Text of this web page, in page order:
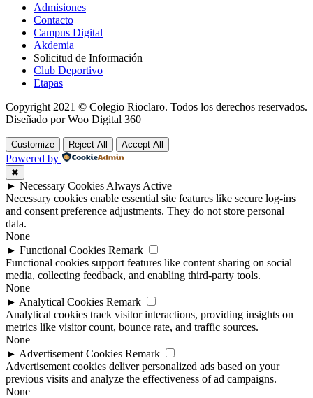
Admisiones
Contacto
Campus Digital
Akdemia
Solicitud de Información
Club Deportivo
Etapas
Copyright 2021 © Colegio Rioclaro. Todos los derechos reservados.
Diseñado por Woo Digital 360
Customize Reject All Accept All
Powered by
✖
► Necessary Cookies Always Active
Necessary cookies enable essential site features like secure log-ins
and consent preference adjustments. They do not store personal
data.
None
► Functional Cookies Remark
Functional cookies support features like content sharing on social
media, collecting feedback, and enabling third-party tools.
None
► Analytical Cookies Remark
Analytical cookies track visitor interactions, providing insights on
metrics like visitor count, bounce rate, and traffic sources.
None
► Advertisement Cookies Remark
Advertisement cookies deliver personalized ads based on your
previous visits and analyze the effectiveness of ad campaigns.
None